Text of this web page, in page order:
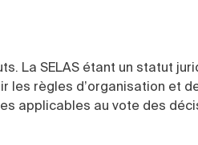
La SELAS étant un statut
règles d’organisation et
applicables au vote des